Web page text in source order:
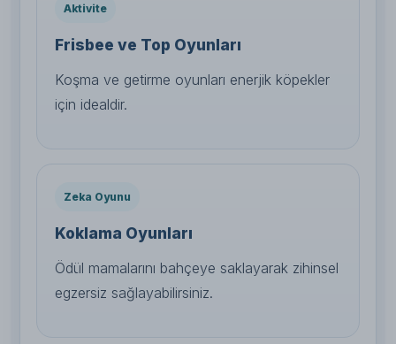
Aktivite
Frisbee ve Top Oyunları
Koşma ve getirme oyunları enerjik köpekler
için idealdir.
Zeka Oyunu
Koklama Oyunları
Ödül mamalarını bahçeye saklayarak zihinsel
egzersiz sağlayabilirsiniz.